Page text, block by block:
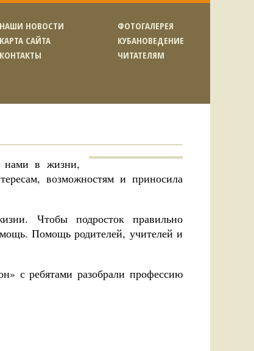
НАШИ НОВОСТИ
КАРТА САЙТА
КОНТАКТЫ
ФОТОГАЛЕРЕЯ
КУБАНОВЕДЕНИЕ
ЧИТАТЕЛЯМ
нами в жизни,
возможностям и приносила
Чтобы подросток правильно
Помощь родителей, учителей и
с ребятами разобрали профессию